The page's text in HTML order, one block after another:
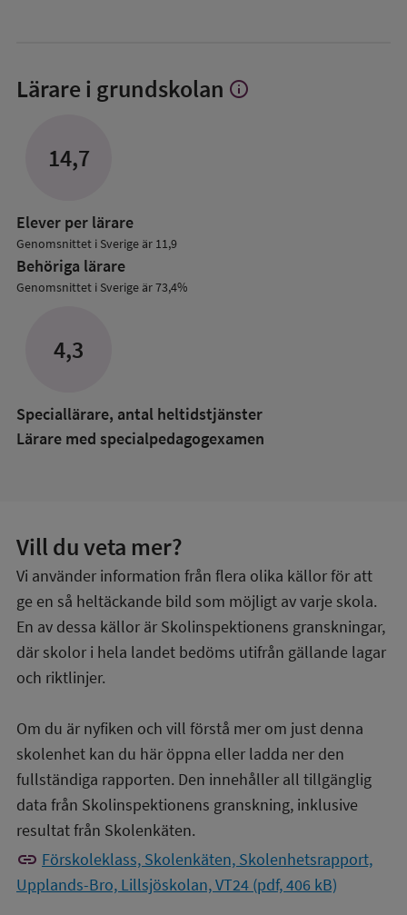
Lärare i grundskolan Visa
info
14,7
Elever per lärare
Genomsnittet i Sverige är 11,9
Behöriga lärare
Genomsnittet i Sverige är 73,4%
4,3
Speciallärare, antal heltidstjänster
Lärare med specialpedagog­examen
Vill du veta mer?
Vi använder information från flera olika källor för att
ge en så heltäckande bild som möjligt av varje skola.
En av dessa källor är Skolinspektionens granskningar,
där skolor i hela landet bedöms utifrån gällande lagar
och riktlinjer.
Om du är nyfiken och vill förstå mer om just denna
skolenhet kan du här öppna eller ladda ner den
fullständiga rapporten. Den innehåller all tillgänglig
data från Skolinspektionens granskning, inklusive
resultat från Skolenkäten.
link Förskoleklass, Skolenkäten, Skolenhetsrapport,
Upplands-Bro, Lillsjöskolan, VT24 (pdf, 406 kB)